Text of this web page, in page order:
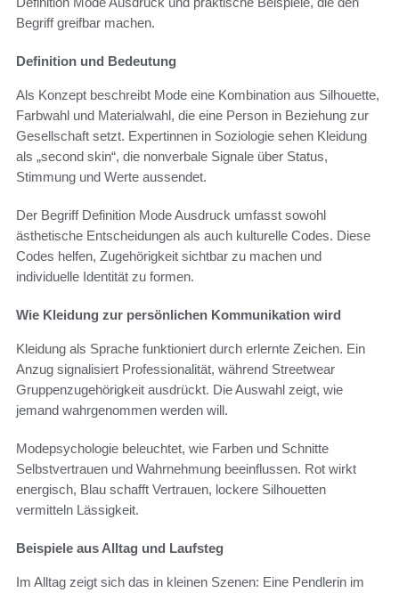
Begriff greifbar machen.
Definition und Bedeutung
Als Konzept beschreibt Mode eine Kombination aus Silhouette,
Farbwahl und Materialwahl, die eine Person in Beziehung zur
Gesellschaft setzt. Expertinnen in Soziologie sehen Kleidung
als „second skin“, die nonverbale Signale über Status,
Stimmung und Werte aussendet.
Der Begriff Definition Mode Ausdruck umfasst sowohl
ästhetische Entscheidungen als auch kulturelle Codes. Diese
Codes helfen, Zugehörigkeit sichtbar zu machen und
individuelle Identität zu formen.
Wie Kleidung zur persönlichen Kommunikation wird
Kleidung als Sprache funktioniert durch erlernte Zeichen. Ein
Anzug signalisiert Professionalität, während Streetwear
Gruppenzugehörigkeit ausdrückt. Die Auswahl zeigt, wie
jemand wahrgenommen werden will.
Modepsychologie beleuchtet, wie Farben und Schnitte
Selbstvertrauen und Wahrnehmung beeinflussen. Rot wirkt
energisch, Blau schafft Vertrauen, lockere Silhouetten
vermitteln Lässigkeit.
Beispiele aus Alltag und Laufsteg
Im Alltag zeigt sich das in kleinen Szenen: Eine Pendlerin im